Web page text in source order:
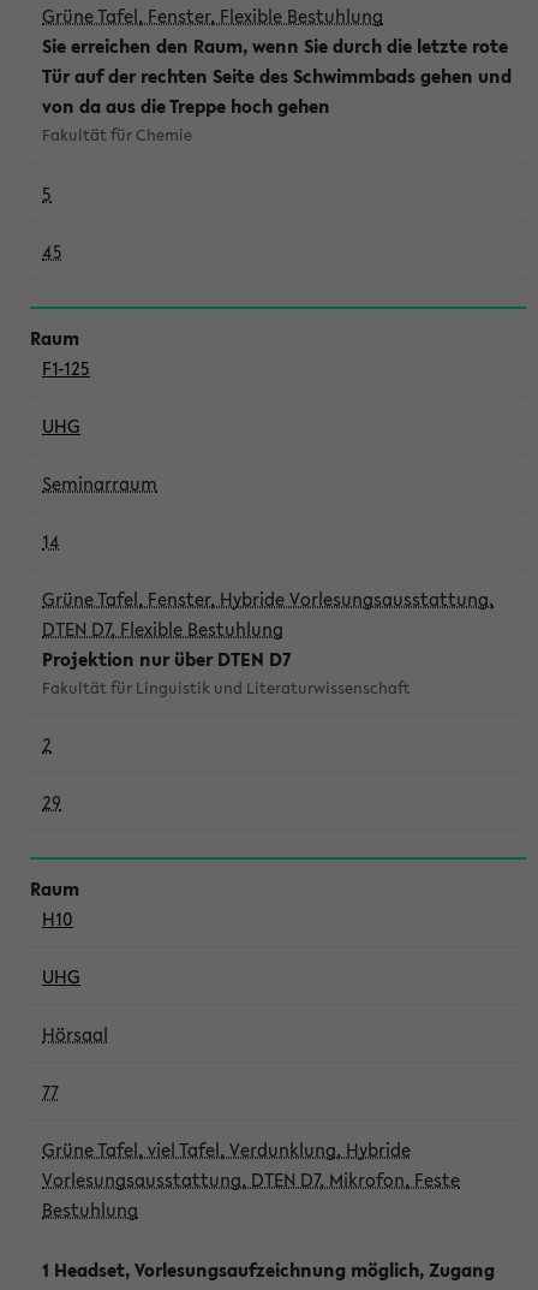
Grüne Tafel, Fenster, Flexible Bestuhlung
Sie erreichen den Raum, wenn Sie durch die letzte rote
Tür auf der rechten Seite des Schwimmbads gehen und
von da aus die Treppe hoch gehen
Fakultät für Chemie
5
45
F1-125
UHG
Seminarraum
14
Grüne Tafel, Fenster, Hybride Vorlesungsausstattung,
DTEN D7, Flexible Bestuhlung
Projektion nur über DTEN D7
Fakultät für Linguistik und Literaturwissenschaft
2
29
H10
UHG
Hörsaal
77
Grüne Tafel, viel Tafel, Verdunklung, Hybride
Vorlesungsausstattung, DTEN D7, Mikrofon, Feste
Bestuhlung
1 Headset, Vorlesungsaufzeichnung möglich, Zugang